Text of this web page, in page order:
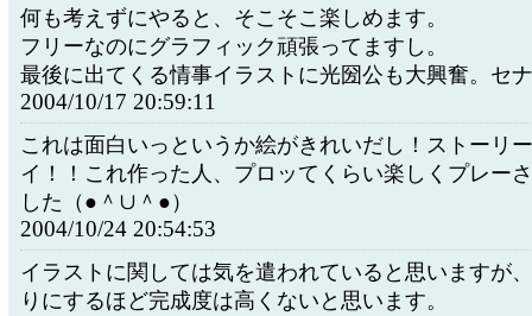
何も考えずにやると、そこそこ楽しめます。
フリーなのにグラフィック頑張ってますし。
最後に出てくる情事イラストに光圀公も大興奮。セ
2004/10/17 20:59:11
これは面白いっというか絵がきれいだし！ストーリ
イ！！これ作った人、プロッてくらい楽しくプレー
した（●＾∪＾●）
2004/10/24 20:54:53
イラストに関しては気を遣われていると思いますが
りにするほど完成度は高くないと思います。